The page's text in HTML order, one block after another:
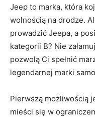
Jeep to marka, która
wolnością na ​drodze.
‌prowadzić Jeepa, ⁣a‌
kategorii B?⁤ Nie
pozwolą Ci‍ spełnić
legendarnej marki‍
Pierwszą możliwością
mieści się w